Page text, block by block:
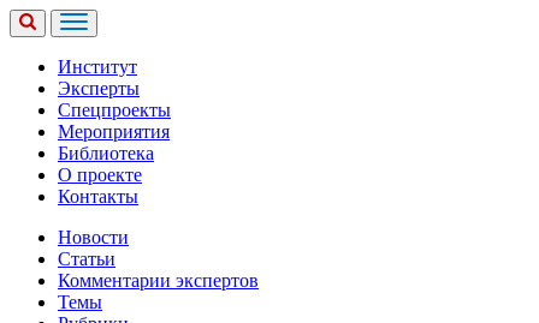
Институт
Эксперты
Спецпроекты
Мероприятия
Библиотека
О проекте
Контакты
Новости
Статьи
Комментарии экспертов
Темы